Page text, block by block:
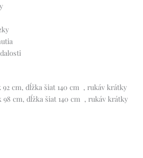
cm, dĺžka šiat 140 cm , rukáv krátky
cm, dĺžka šiat 140 cm , rukáv krátky